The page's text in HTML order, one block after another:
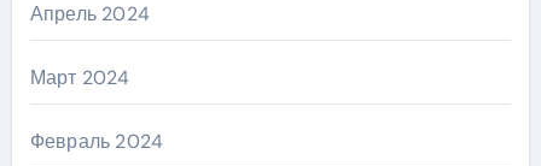
Апрель 2024
Март 2024
Февраль 2024